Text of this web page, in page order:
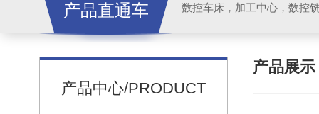
产品直通车
产品中心/PRODUCT
产品展示